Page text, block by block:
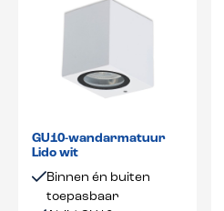
GU10-wandarmatuur
Lido wit
Binnen én buiten
toepasbaar